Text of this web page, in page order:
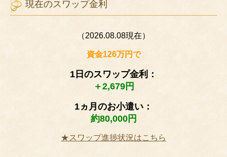
現在のスワップ金利
（2026.08.08現在）
資金126万円で
1日のスワップ金利：
＋2,679円
1ヵ月のお小遣い：
約80,000円
★スワップ進捗状況はこちら